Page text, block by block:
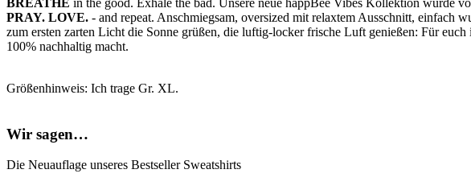
PRAY. LOVE. - and repeat. Anschmiegsam, oversized mit relaxtem Ausschnitt, einfach
zum ersten zarten Licht die Sonne grüßen, die luftig-locker frische Luft genießen: Für euch
100% nachhaltig macht.
Größenhinweis: Ich trage Gr. XL.
Wir sagen…
Die Neuauflage unseres Bestseller Sweatshirts